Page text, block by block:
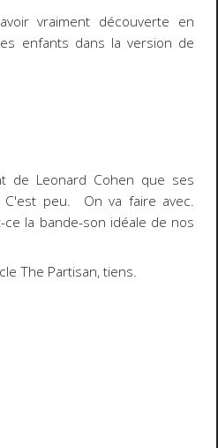
vraiment découverte en
enfants dans la version de
de Leonard Cohen que ses
C'est peu. On va faire avec.
la bande-son idéale de nos
The Partisan, tiens.